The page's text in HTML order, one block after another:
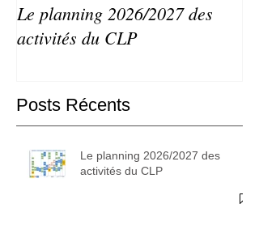
Le planning 2026/2027 des
activités du CLP
Posts Récents
Le planning 2026/2027 des
activités du CLP